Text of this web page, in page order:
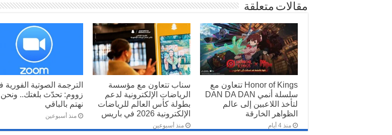
مقالات متعلقة
Honor of Kings تتعاون مع
سلسلة أنمي DAN DA DAN
لتأخذ اللاعبين إلى عالم
الظواهر الخارقة
منذ 4 أيام
سناب تتعاون مع مؤسسة
الرياضات الإلكترونية لدعم
بطولة كأس العالم للرياضات
الإلكترونية 2026 في باريس
منذ أسبوعين
الترجمة الصوتية الفورية
زووم: تحدّث بلغتك.. ونحن
نهتم بالباقي
منذ أسبوعين